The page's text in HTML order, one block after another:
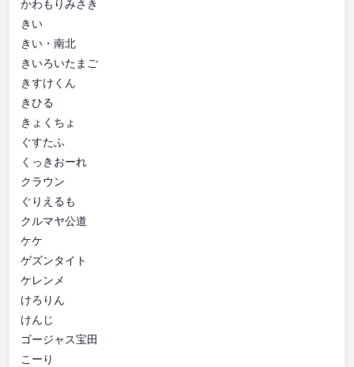
かわもりみさき
きい
きい・南北
きいろいたまご
きすけくん
きひる
きょくちょ
ぐすたふ
くっきおーれ
クラウン
ぐりえるも
クルマヤ公道
ケケ
ゲズンタイト
ケレンメ
けろりん
けんじ
ゴージャス宝田
こーり